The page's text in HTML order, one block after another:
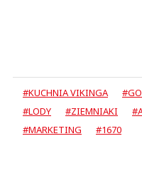
#KUCHNIA VIKINGA
#LODY
#ZIEMNIAKI
#MARKETING
#1670